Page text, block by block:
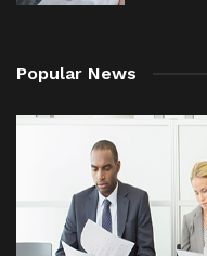
Popular News